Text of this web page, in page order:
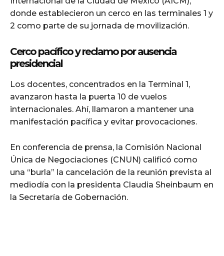
donde establecieron un cerco en las terminales 1 y
2 como parte de su jornada de movilización.
Cerco pacífico y reclamo por ausencia
presidencial
Los docentes, concentrados en la Terminal 1,
avanzaron hasta la puerta 10 de vuelos
internacionales. Ahí, llamaron a mantener una
manifestación pacífica y evitar provocaciones.
En conferencia de prensa, la Comisión Nacional
Única de Negociaciones (CNUN) calificó como
una “burla” la cancelación de la reunión prevista al
mediodía con la presidenta Claudia Sheinbaum en
la Secretaría de Gobernación.